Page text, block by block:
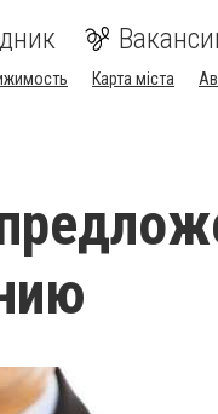
Карта міста